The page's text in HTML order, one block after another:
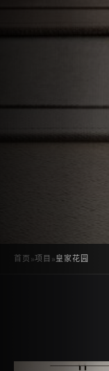
首页 »项目 »皇家花园